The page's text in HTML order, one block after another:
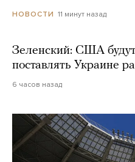
НОВОСТИ 11 минут назад
Зеленский: США
поставлять Украине
6 часов назад